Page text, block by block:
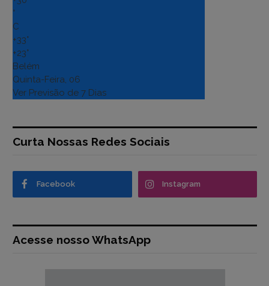
°
C
+33°
+23°
Belém
Quinta-Feira, 06
Ver Previsão de 7 Dias
Curta Nossas Redes Sociais
Facebook Instagram
Acesse nosso WhatsApp